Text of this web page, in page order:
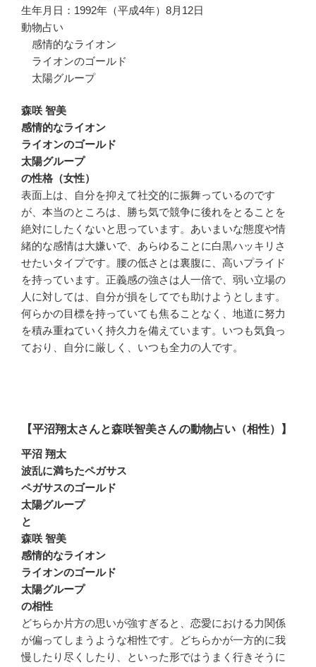
生年月日：1992年（平成4年）8月12日
動物占い
感情的なライオン
ライオンのゴールド
太陽グループ
森咲 智美
感情的なライオン
ライオンのゴールド
太陽グループ
の性格（女性）
表面上は、自分を抑えて社交的に振舞っているのです
が、本当のところは、勝ち気で競争に後れをとることを
絶対にしたくないと思っています。あいまいな態度や情
緒的な感情は大嫌いで、あらゆることに白黒ハッキリさ
せたいタイプです。腰の低さとは裏腹に、高いプライド
を持っています。正義感の強さは人一倍で、弱い立場の
人に対しては、自分が損をしてでも助けようとします。
何らかの目標を持っていても焦ることなく、地道に努力
を積み重ねていく持久力を備えています。いつも気負っ
ており、自分に厳しく、いつも全力の人です。
【平沼翔太さんと森咲智美さんの動物占い（相性）】
平沼 翔太
波乱に満ちたペガサス
ペガサスのゴールド
太陽グループ
と
森咲 智美
感情的なライオン
ライオンのゴールド
太陽グループ
の相性
どちらか片方の思いが強すぎると、恋愛における力関係
が偏ってしまうような相性です。どちらかが一方的に我
慢したり尽くしたり、といった形ではうまく行きそうに